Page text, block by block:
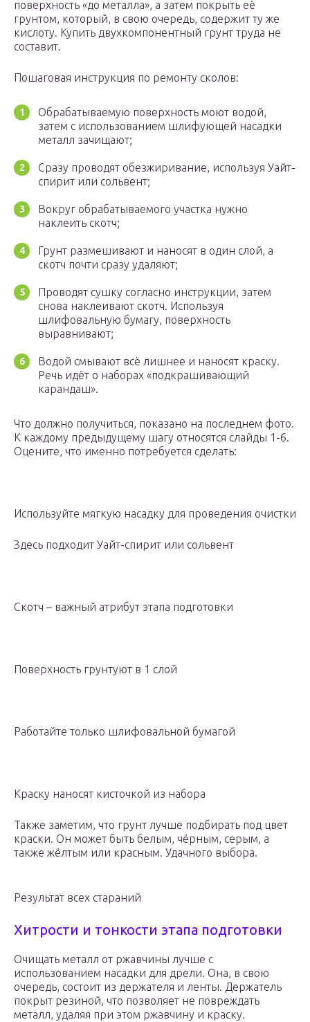
поверхность «до металла», а затем покрыть её
грунтом, который, в свою очередь, содержит ту же
кислоту. Купить двухкомпонентный грунт труда не
составит.
Пошаговая инструкция по ремонту сколов:
Обрабатываемую поверхность моют водой,
затем с использованием шлифующей насадки
металл зачищают;
Сразу проводят обезжиривание, используя Уайт-
спирит или сольвент;
Вокруг обрабатываемого участка нужно
наклеить скотч;
Грунт размешивают и наносят в один слой, а
скотч почти сразу удаляют;
Проводят сушку согласно инструкции, затем
снова наклеивают скотч. Используя
шлифовальную бумагу, поверхность
выравнивают;
Водой смывают всё лишнее и наносят краску.
Речь идёт о наборах «подкрашивающий
карандаш».
Что должно получиться, показано на последнем фото.
К каждому предыдущему шагу относятся слайды 1-6.
Оцените, что именно потребуется сделать:
Используйте мягкую насадку для проведения очистки
Здесь подходит Уайт-спирит или сольвент
Скотч – важный атрибут этапа подготовки
Поверхность грунтуют в 1 слой
Работайте только шлифовальной бумагой
Краску наносят кисточкой из набора
Также заметим, что грунт лучше подбирать под цвет
краски. Он может быть белым, чёрным, серым, а
также жёлтым или красным. Удачного выбора.
Результат всех стараний
Хитрости и тонкости этапа подготовки
Очищать металл от ржавчины лучше с
использованием насадки для дрели. Она, в свою
очередь, состоит из держателя и ленты. Держатель
покрыт резиной, что позволяет не повреждать
металл, удаляя при этом ржавчину и краску.